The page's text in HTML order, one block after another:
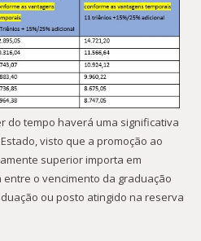
do tempo haverá uma significativa
visto que a promoção ao
superior importa em
o vencimento da graduação
ou posto atingido na reserva